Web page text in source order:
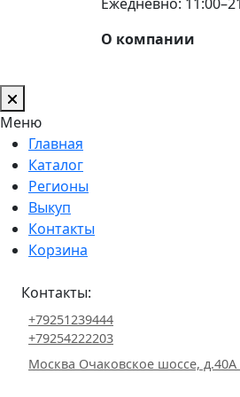
О компании
Меню
Главная
Каталог
Регионы
Выкуп
Контакты
Корзина
Контакты:
+79251239444
+79254222203
Москва Очаковское шоссе, д.40А